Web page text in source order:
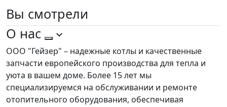
Вы смотрели
О нас
ООО "Гейзер" – надежные котлы и качественные
запчасти европейского производства для тепла и
уюта в вашем доме. Более 15 лет мы
специализируемся на обслуживании и ремонте
отопительного оборудования, обеспечивая